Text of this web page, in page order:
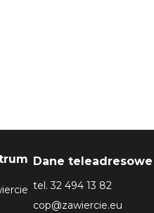
Dane teleadresowe
tel.32 494 13 82
cop@zawiercie.eu